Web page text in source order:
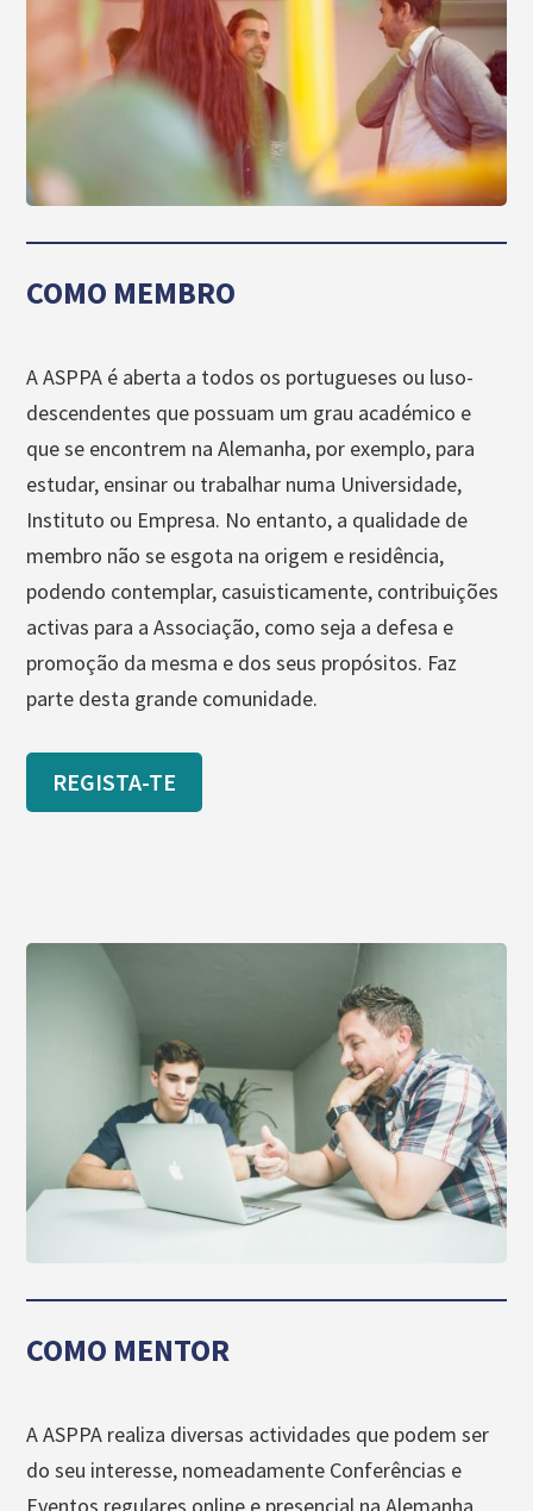
COMO MEMBRO
A ASPPA é aberta a todos os portugueses ou luso-
descendentes que possuam um grau académico e
que se encontrem na Alemanha, por exemplo, para
estudar, ensinar ou trabalhar numa Universidade,
Instituto ou Empresa. No entanto, a qualidade de
membro não se esgota na origem e residência,
podendo contemplar, casuisticamente, contribuições
activas para a Associação, como seja a defesa e
promoção da mesma e dos seus propósitos. Faz
parte desta grande comunidade.
REGISTA-TE
COMO MENTOR
A ASPPA realiza diversas actividades que podem ser
do seu interesse, nomeadamente Conferências e
Eventos regulares online e presencial na Alemanha,